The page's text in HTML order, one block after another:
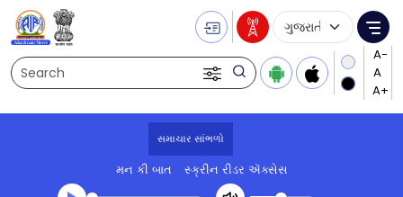
Search
Language
સમાચાર સાંભળો
મન કી બાત સ્ક્રીન રીડર ઍક્સેસ